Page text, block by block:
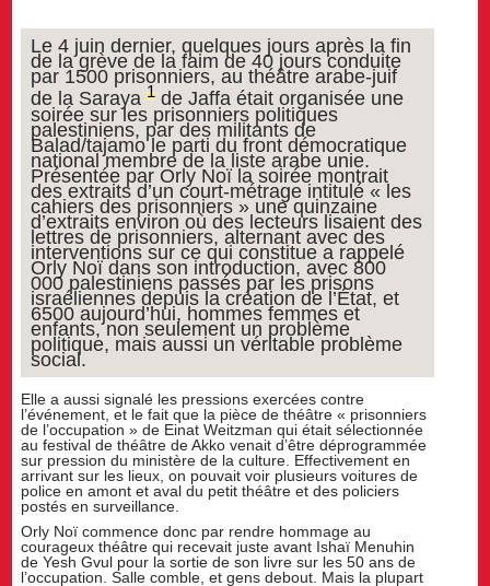
Le 4 juin dernier, quelques jours après la fin
de la grève de la faim de 40 jours conduite
par 1500 prisonniers, au théâtre arabe-juif
de la Saraya1 de Jaffa était organisée une
soirée sur les prisonniers politiques
palestiniens, par des militants de
Balad/tajamo le parti du front démocratique
national membre de la liste arabe unie.
Présentée par Orly Noï la soirée montrait
des extraits d’un court-métrage intitulé « les
cahiers des prisonniers » une quinzaine
d’extraits environ où des lecteurs lisaient des
lettres de prisonniers, alternant avec des
interventions sur ce qui constitue a rappelé
Orly Noï dans son introduction, avec 800
000 palestiniens passés par les prisons
israéliennes depuis la création de l’État, et
6500 aujourd’hui, hommes femmes et
enfants, non seulement un problème
politique, mais aussi un véritable problème
social.
Elle a aussi signalé les pressions exercées contre
l’événement, et le fait que la pièce de théâtre « prisonniers
de l’occupation » de Einat Weitzman qui était sélectionnée
au festival de théâtre de Akko venait d’être déprogrammée
sur pression du ministère de la culture. Effectivement en
arrivant sur les lieux, on pouvait voir plusieurs voitures de
police en amont et aval du petit théâtre et des policiers
postés en surveillance.
Orly Noï commence donc par rendre hommage au
courageux théâtre qui recevait juste avant Ishaï Menuhin
de Yesh Gvul pour la sortie de son livre sur les 50 ans de
l’occupation. Salle comble, et gens debout. Mais la plupart